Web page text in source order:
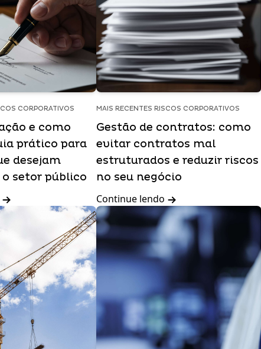
CORPORATIVOS
e como
prático para
desejam
setor público
MAIS RECENTES RISCOS CORPORATIVOS
Gestão de contratos: como
evitar contratos mal
estruturados e reduzir riscos
no seu negócio
Continue lendo